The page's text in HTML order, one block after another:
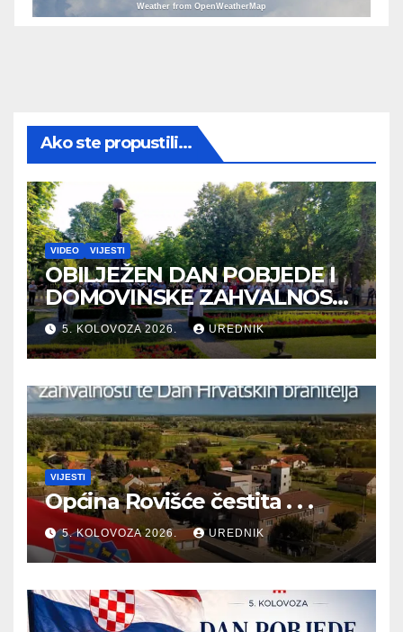
Weather from OpenWeatherMap
Ako ste propustili...
VIDEO VIJESTI
OBILJEŽEN DAN POBJEDE I
DOMOVINSKE ZAHVALNOSTI
TE DAN HRVATSKIH
BRANITELJA
5. KOLOVOZA 2026. UREDNIK
VIJESTI
Općina Rovišće čestita . . .
5. KOLOVOZA 2026. UREDNIK